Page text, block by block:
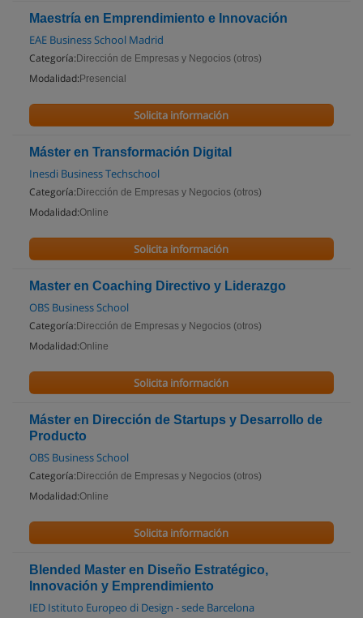
Maestría en Emprendimiento e Innovación
EAE Business School Madrid
Categoría: Dirección de Empresas y Negocios (otros)
Modalidad: Presencial
Solicita información
Máster en Transformación Digital
Inesdi Business Techschool
Categoría: Dirección de Empresas y Negocios (otros)
Modalidad:Online
Solicita información
Master en Coaching Directivo y Liderazgo
OBS Business School
Categoría: Dirección de Empresas y Negocios (otros)
Modalidad:Online
Solicita información
Máster en Dirección de Startups y Desarrollo de
Producto
OBS Business School
Categoría: Dirección de Empresas y Negocios (otros)
Modalidad:Online
Solicita información
Blended Master en Diseño Estratégico,
Innovación y Emprendimiento
IED Istituto Europeo di Design - sede Barcelona